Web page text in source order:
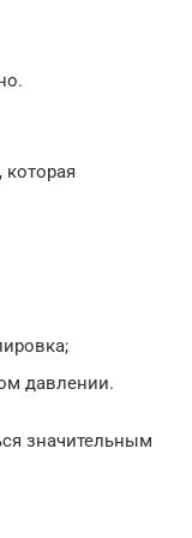
которая
давлении.
значительным